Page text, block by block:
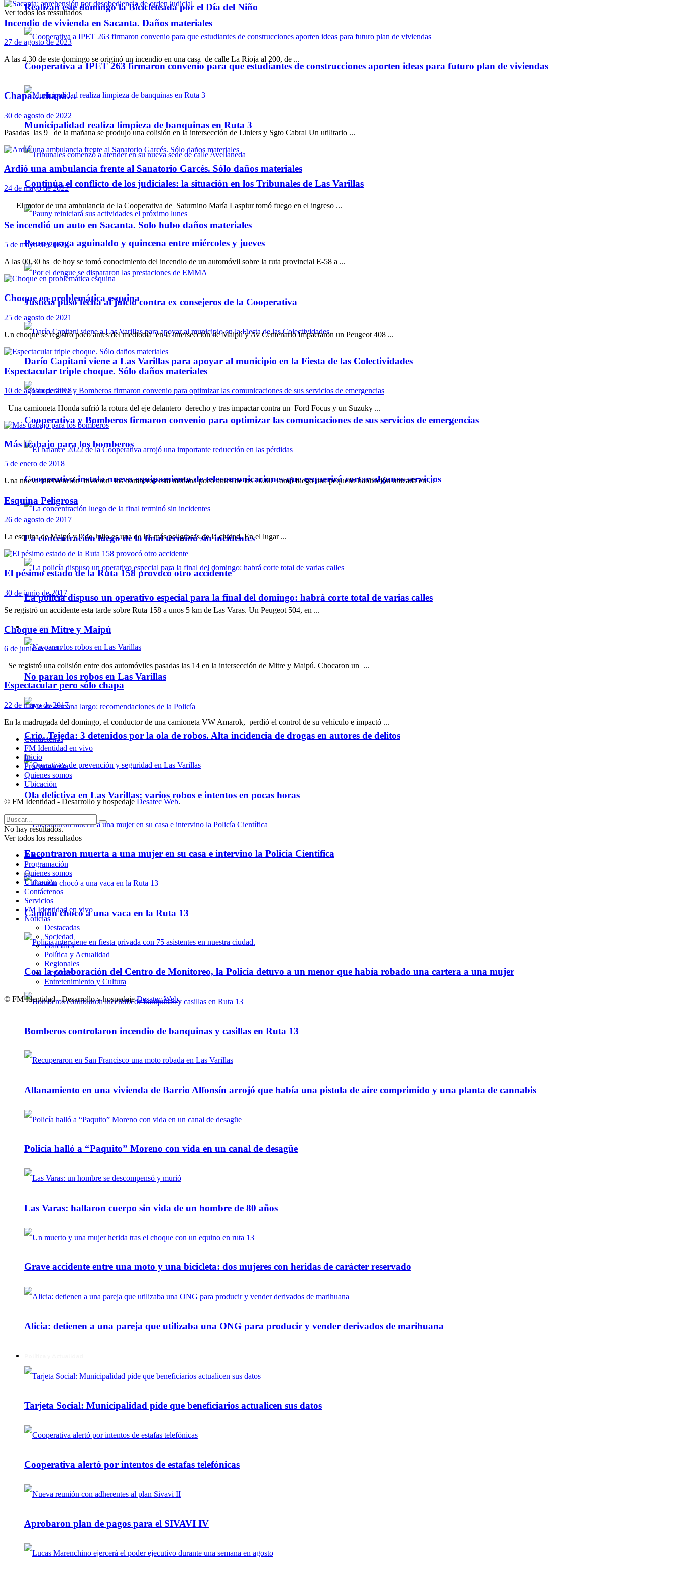
Realizan este domingo la Bicicleteada por el Día del Niño
Cooperativa a IPET 263 firmaron convenio para que estudiantes de construcciones aporten ideas para futuro plan de viviendas
Municipalidad realiza limpieza de banquinas en Ruta 3
Continúa el conflicto de los judiciales: la situación en los Tribunales de Las Varillas
Pauny paga aguinaldo y quincena entre miércoles y jueves
Justicia puso fecha al juicio contra ex consejeros de la Cooperativa
Darío Capitani viene a Las Varillas para apoyar al municipio en la Fiesta de las Colectividades
Cooperativa y Bomberos firmaron convenio para optimizar las comunicaciones de sus servicios de emergencias
Cooperativa instala nuevo equipamiento de telecomunicaciones que requerirá cortar algunos servicios
La concentración luego de la final terminó sin incidentes
La policía dispuso un operativo especial para la final del domingo: habrá corte total de varias calles
Policiales
No paran los robos en Las Varillas
Crio. Tejeda: 3 detenidos por la ola de robos. Alta incidencia de drogas en autores de delitos
Ola delictiva en Las Varillas: varios robos e intentos en pocas horas
Encontraron muerta a una mujer en su casa e intervino la Policía Científica
Camión chocó a una vaca en la Ruta 13
Con la colaboración del Centro de Monitoreo, la Policía detuvo a un menor que había robado una cartera a una mujer
Bomberos controlaron incendio de banquinas y casillas en Ruta 13
Allanamiento en una vivienda de Barrio Alfonsín arrojó que había una pistola de aire comprimido y una planta de cannabis
Policía halló a “Paquito” Moreno con vida en un canal de desagüe
Las Varas: hallaron cuerpo sin vida de un hombre de 80 años
Grave accidente entre una moto y una bicicleta: dos mujeres con heridas de carácter reservado
Alicia: detienen a una pareja que utilizaba una ONG para producir y vender derivados de marihuana
Tarjeta Social: Municipalidad pide que beneficiarios actualicen sus datos
Cooperativa alertó por intentos de estafas telefónicas
Aprobaron plan de pagos para el SIVAVI IV
Ver todos los ressultados
Incendio de vivienda en Sacanta. Daños materiales
27 de agosto de 2023
A las 4,30 de este domingo se originó un incendio en una casa de calle La Rioja al 200, de ...
Chapa…chapa…
30 de agosto de 2022
Pasadas las 9 de la mañana se produjo una colisión en la intersección de Liniers y Sgto Cabral Un utilitario ...
Ardió una ambulancia frente al Sanatorio Garcés. Sólo daños materiales
24 de mayo de 2022
El motor de una ambulancia de la Cooperativa de Saturnino María Laspiur tomó fuego en el ingreso ...
Se incendió un auto en Sacanta. Solo hubo daños materiales
5 de mayo de 2022
A las 00.30 hs de hoy se tomó conocimiento del incendio de un automóvil sobre la ruta provincial E-58 a ...
Choque en problemática esquina
25 de agosto de 2021
Un choque se registró poco antes del mediodía en la intersección de Maipú y Av Centenario Impactaron un Peugeot 408 ...
Espectacular triple choque. Sólo daños materiales
10 de agosto de 2018
Una camioneta Honda sufrió la rotura del eje delantero derecho y tras impactar contra un Ford Focus y un Suzuky ...
Más trabajo para los bomberos
5 de enero de 2018
Una nueva intervención tuvieron los bomberos esta mañana poco antes de las 10.00 Tomó fuego una pequeña habitación ubicada en ...
Esquina Peligrosa
26 de agosto de 2017
La esquina de Maipú y 9 de Julio es una de las más peligrosas de la ciudad. En el lugar ...
El pésimo estado de la Ruta 158 provocó otro accidente
30 de junio de 2017
Se registró un accidente esta tarde sobre Ruta 158 a unos 5 km de Las Varas. Un Peugeot 504, en ...
Choque en Mitre y Maipú
6 de junio de 2017
Se registró una colisión entre dos automóviles pasadas las 14 en la intersección de Mitre y Maipú. Chocaron un ...
Espectacular pero sólo chapa
22 de mayo de 2017
En la madrugada del domingo, el conductor de una camioneta VW Amarok, perdió el control de su vehículo e impactó ...
Contáctenos
FM Identidad en vivo
Inicio
Programación
Quienes somos
Ubicación
© FM Identidad - Desarrollo y hospedajeDesatec Web.
No hay resultados.
Ver todos los ressultados
Inicio
Programación
Quienes somos
Ubicación
Contáctenos
Servicios
FM Identidad en vivo
Noticias
Destacadas
Sociedad
Policiales
Política y Actualidad
Regionales
Deportes
Entretenimiento y Cultura
© FM Identidad - Desarrollo y hospedajeDesatec Web.